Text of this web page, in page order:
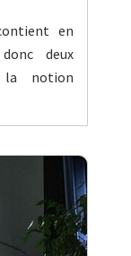
en
deux
la notion